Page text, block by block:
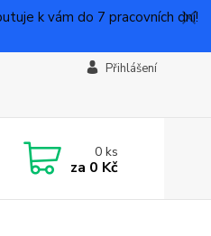
k vám do 7 pracovních dní!
Přihlášení
0ks
za 0 Kč